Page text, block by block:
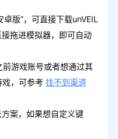
版”，可直接下载unVEIL
拖进模拟器，即可自动
游戏账号或者想通过其
，可参考 找不到渠道
案，如果想自定义键